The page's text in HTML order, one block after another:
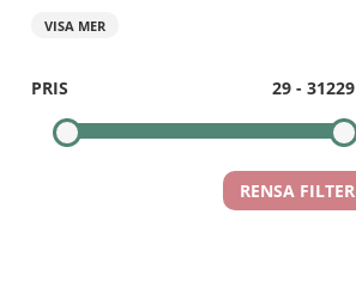
VISA MER
PRIS 29 - 31229
RENSA FILTER